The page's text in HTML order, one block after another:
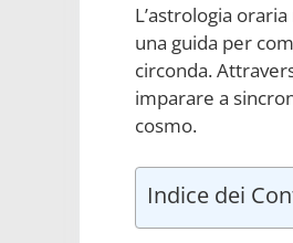
L’astrologia
una guida per
circonda.
imparare a
cosmo.
Indice dei